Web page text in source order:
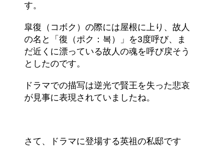
す。
皐復（コボク）の際には屋根に上り、故人
の名と「復（ポク：복）」を3度呼び、ま
だ近くに漂っている故人の魂を呼び戻そう
としたのです。
ドラマでの描写は逆光で賢王を失った悲哀
が見事に表現されていましたね。
さて、ドラマに登場する英祖の私邸です